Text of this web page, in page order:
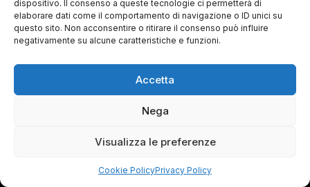
dispositivo. Il consenso a queste tecnologie ci permetterà di
elaborare dati come il comportamento di navigazione o ID unici su
questo sito. Non acconsentire o ritirare il consenso può influire
negativamente su alcune caratteristiche e funzioni.
Accetta
Nega
Visualizza le preferenze
Cookie PolicyPrivacy Policy